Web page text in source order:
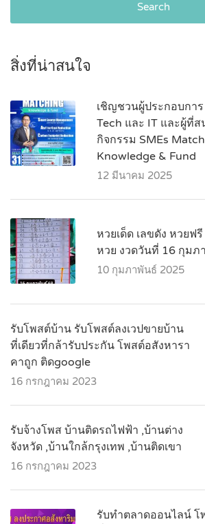
Search
สิ่งที่น่าสนใจ
เชิญชวนผู้ประกอบการ
Tech และ IT และผู้ที่ส
กิจกรรม SMEs
Knowledge & Fund
12 มีนาคม 2025
หวยเด็ด เลขดัง หวยฟ
หวย งวดวันที่ 16 กุมภ
10 กุมภาพันธ์ 2025
รับโพสต์บ้าน รับโพสต์ลงเวปขายบ้าน
ที่เดียวที่กล้ารับประกัน โพสต์อสังหารา
คาถูก ติดgoogle
16 กรกฎาคม 2023
รับจ้างโพส บ้านติดรถไฟฟ้า ,บ้านต่าง
จังหวัด ,บ้านใกล้กรุงเทพ ,บ้านติดเขา
16 กรกฎาคม 2023
รับทำตลาดออนไลน์ โ